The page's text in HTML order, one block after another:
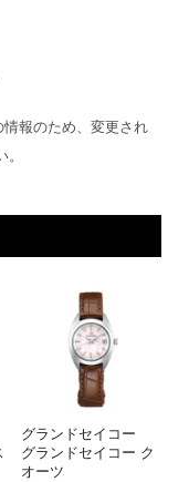
報のため、変更され
グランドセイコー
グランドセイコー ク
オーツ